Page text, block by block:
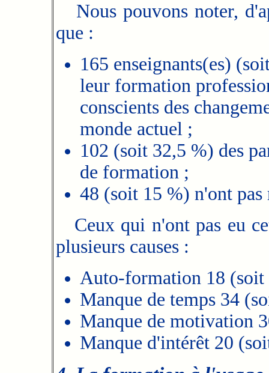
Nous pouvons noter,
que :
165 enseignants(es)
leur formation
conscients des
monde actuel ;
102 (soit 32,5 %) des
de formation ;
48 (soit 15 %) n'ont pas
Ceux qui n'ont pas eu
plusieurs causes :
Auto-formation 18 (soit
Manque de temps 34
Manque de motivation
Manque d'intérêt 20